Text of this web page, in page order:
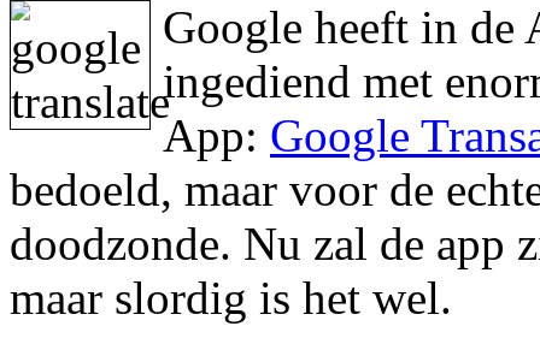
Google heeft in de
ingediend met
App: Google
bedoeld, maar voor de
doodzonde. Nu zal de app
maar slordig is het wel.